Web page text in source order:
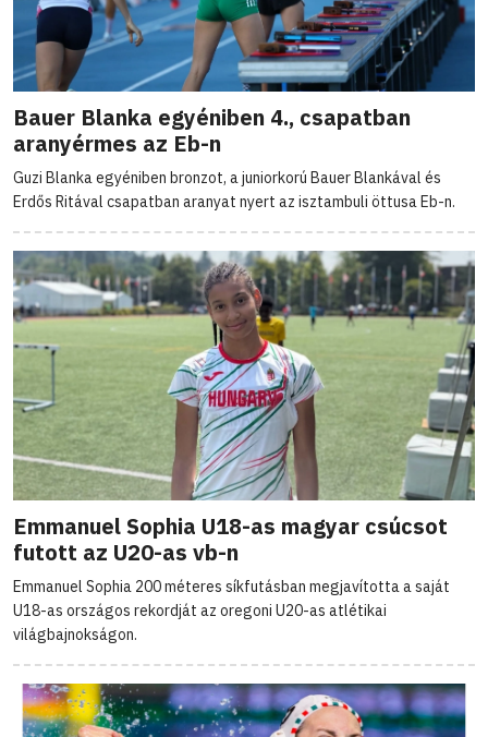
Bauer Blanka egyéniben 4., csapatban
aranyérmes az Eb-n
Guzi Blanka egyéniben bronzot, a juniorkorú Bauer Blankával és
Erdős Ritával csapatban aranyat nyert az isztambuli öttusa Eb-n.
Emmanuel Sophia U18-as magyar csúcsot
futott az U20-as vb-n
Emmanuel Sophia 200 méteres síkfutásban megjavította a saját
U18-as országos rekordját az oregoni U20-as atlétikai
világbajnokságon.